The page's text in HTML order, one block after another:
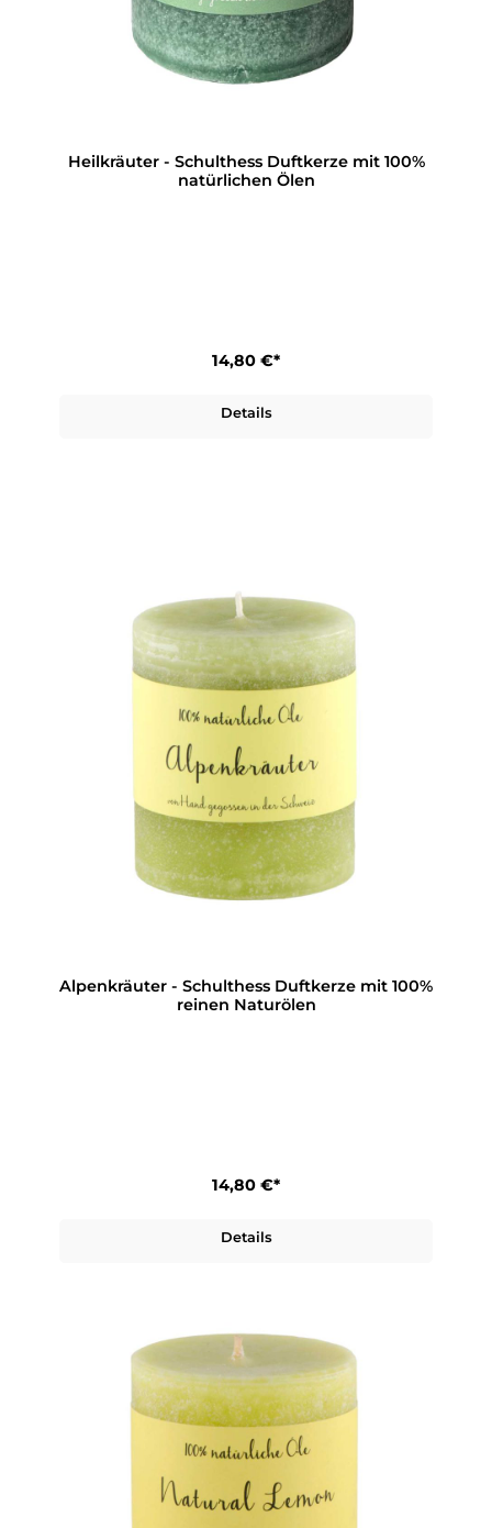
Heilkräuter - Schulthess Duftkerze mit 100%
natürlichen Ölen
14,80 €*
Details
Alpenkräuter - Schulthess Duftkerze mit 100%
reinen Naturölen
14,80 €*
Details